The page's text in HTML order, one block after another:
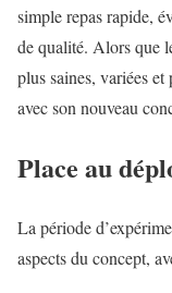
simple repas rapide,
de qualité. Alors que
plus saines, variées
avec son nouveau
Place au
La période
aspects du concept,